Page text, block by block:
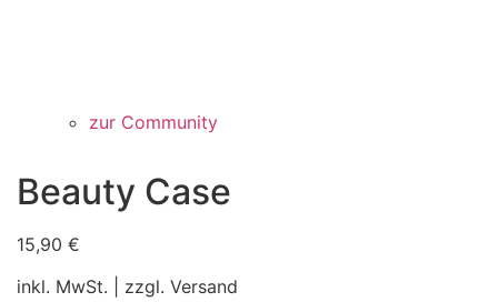
zur Community
Beauty Case
15,90 €
inkl. MwSt. | zzgl. Versand